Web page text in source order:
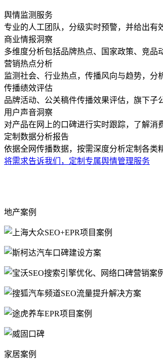
舆情监测服务
专业的人工团队，分级实时预警，并给出有
商业情报洞察
多维度分析包括品牌热点、国家政策、竞品
营销热点分析
监测社会、行业热点，传播风向与趋势，
传播绩效评估
品牌活动、公关稿件传播效果评估，旗下子
用户声音洞察
对产品在网上的口碑进行实时跟踪，了解消
定制数据分析报告
依据全网传播数据，按需深度分析定制各类
将需求告诉我们，定制专属舆情管理服务
地产案例
家居案例